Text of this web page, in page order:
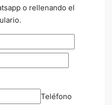
o rellenando el
Teléfono